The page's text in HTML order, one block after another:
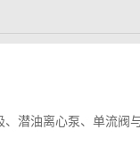
潜油离心泵、单流